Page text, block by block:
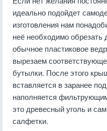
идеально подойдет
изготовления нам
неё необходимо обрезать
обычное пластиковое
вырезаем
бутылки. После этого
вставляется в заранее
наполняется
это древесный уголь и
салфетки.